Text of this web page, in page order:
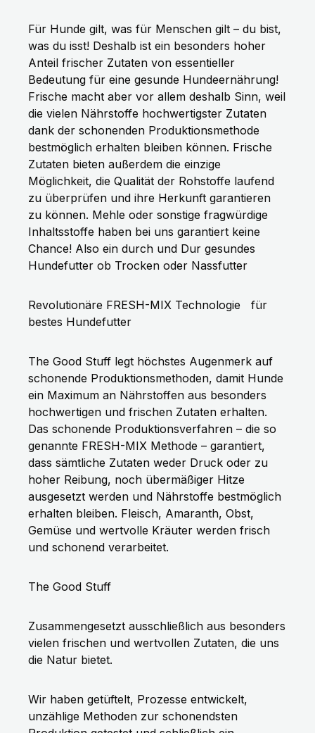
Für Hunde gilt, was für Menschen gilt – du bist,
was du isst! Deshalb ist ein besonders hoher
Anteil frischer Zutaten von essentieller
Bedeutung für eine gesunde Hundeernährung!
Frische macht aber vor allem deshalb Sinn, weil
die vielen Nährstoffe hochwertigster Zutaten
dank der schonenden Produktionsmethode
bestmöglich erhalten bleiben können. Frische
Zutaten bieten außerdem die einzige
Möglichkeit, die Qualität der Rohstoffe laufend
zu überprüfen und ihre Herkunft garantieren
zu können. Mehle oder sonstige fragwürdige
Inhaltsstoffe haben bei uns garantiert keine
Chance! Also ein durch und Dur gesundes
Hundefutter ob Trocken oder Nassfutter
Revolutionäre FRESH-MIX Technologie
für
bestes Hundefutter
The Good Stuff legt höchstes Augenmerk auf
schonende Produktionsmethoden, damit Hunde
ein Maximum an Nährstoffen aus besonders
hochwertigen und frischen Zutaten erhalten.
Das schonende Produktionsverfahren – die so
genannte FRESH-MIX Methode – garantiert,
dass sämtliche Zutaten weder Druck oder zu
hoher Reibung, noch übermäßiger Hitze
ausgesetzt werden und Nährstoffe bestmöglich
erhalten bleiben. Fleisch, Amaranth, Obst,
Gemüse und wertvolle Kräuter werden frisch
und schonend verarbeitet.
The Good Stuff
Zusammengesetzt ausschließlich aus besonders
vielen frischen und wertvollen Zutaten, die uns
die Natur bietet.
Wir haben getüftelt, Prozesse entwickelt,
unzählige Methoden zur schonendsten